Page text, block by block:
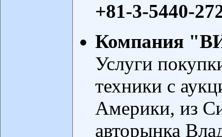
+81-3-5440-
Компания
Услуги
техники с
Америки, из
авторынка